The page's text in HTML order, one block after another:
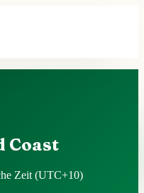
Coast
Zeit (UTC+10)